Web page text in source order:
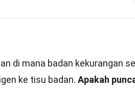
di mana badan kekurangan
ke tisu badan. Apakah